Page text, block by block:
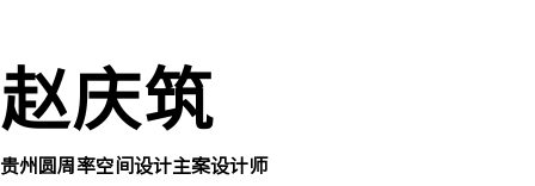
赵庆筑
贵州圆周率空间设计主案设计师